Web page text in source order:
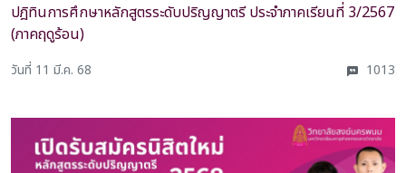
ปฎิทินการศึกษาหลักสูตรระดับปริญญาตรี ประจำภาคเรียนที่ 3/2567
(ภาคฤดูร้อน)
วันที่ 11 มี.ค. 68 1013